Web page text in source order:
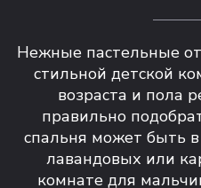
Нежные пастельные
стильной детской
возраста и пола
правильно
спальня может быть
лавандовых или
комнате для